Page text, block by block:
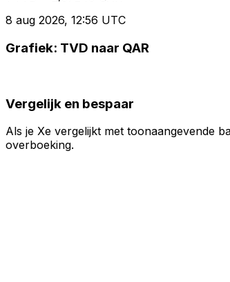
8 aug 2026, 12:56 UTC
Grafiek: TVD naar QAR
Vergelijk en bespaar
Als je Xe vergelijkt met toonaangevende
overboeking.